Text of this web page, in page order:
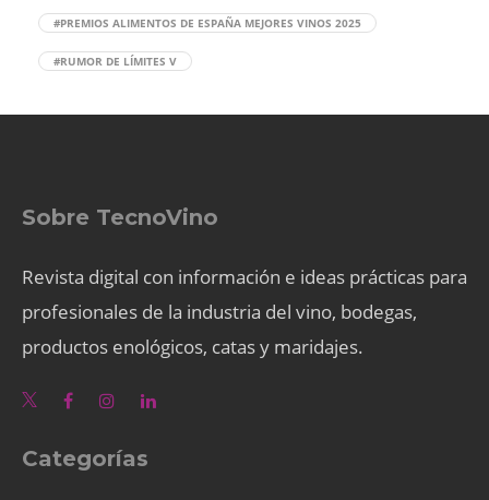
#PREMIOS ALIMENTOS DE ESPAÑA MEJORES VINOS 2025
#RUMOR DE LÍMITES V
Sobre TecnoVino
Revista digital con información e ideas prácticas para
profesionales de la industria del vino, bodegas,
productos enológicos, catas y maridajes.
Categorías